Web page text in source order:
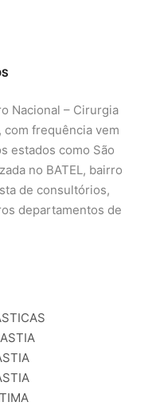
Nacional – Cirurgia
com frequência vem
estados como São
no BATEL, bairro
de consultórios,
departamentos de